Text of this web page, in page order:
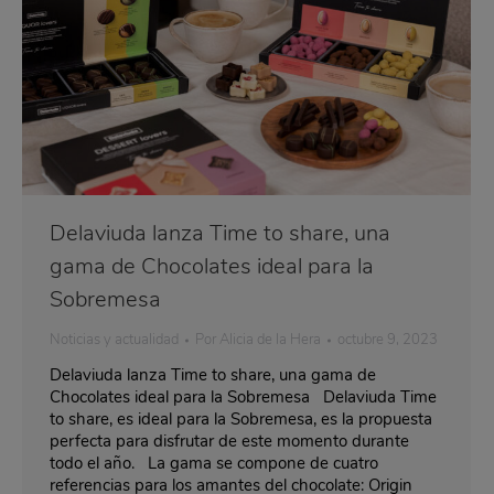
Delaviuda lanza Time to share, una
gama de Chocolates ideal para la
Sobremesa
Noticias y actualidad Por Alicia de la Hera octubre 9, 2023
Delaviuda lanza Time to share, una gama de
Chocolates ideal para la Sobremesa Delaviuda Time
to share, es ideal para la Sobremesa, es la propuesta
perfecta para disfrutar de este momento durante
todo el año. La gama se compone de cuatro
referencias para los amantes del chocolate: Origin